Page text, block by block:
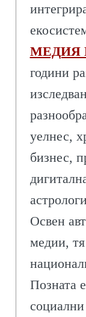
МЕДИЯ
години
уелнес,
бизнес,
Освен
медии,
Позната
социални